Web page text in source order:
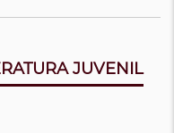
JUVENIL